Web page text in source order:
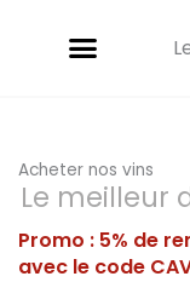
Acheter nos vins
Le meilleur
Promo : 5% de
avec le code